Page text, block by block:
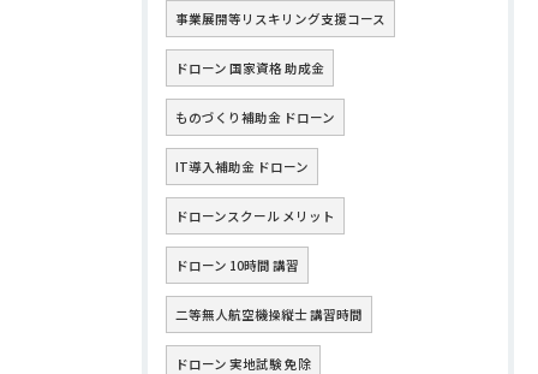
事業展開等リスキリング支援コース
ドローン 国家資格 助成金
ものづくり補助金 ドローン
IT導入補助金 ドローン
ドローンスクール メリット
ドローン 10時間 講習
二等無人航空機操縦士 講習時間
ドローン 実地試験 免除